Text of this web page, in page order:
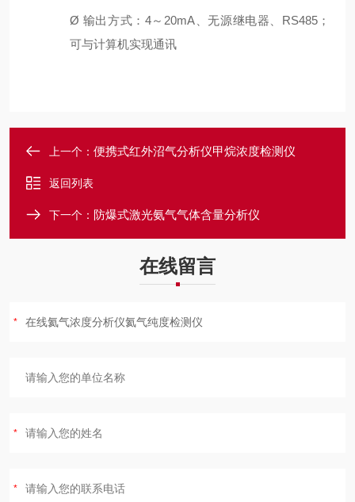
Ø 输出方式： 4～20mA、无源继电器、 RS485 ；
可与计算机实现通讯
上一个： 便携式红外沼气分析仪甲烷浓度检测仪
返回列表
下一个： 防爆式激光氨气气体含量分析仪
在线留言